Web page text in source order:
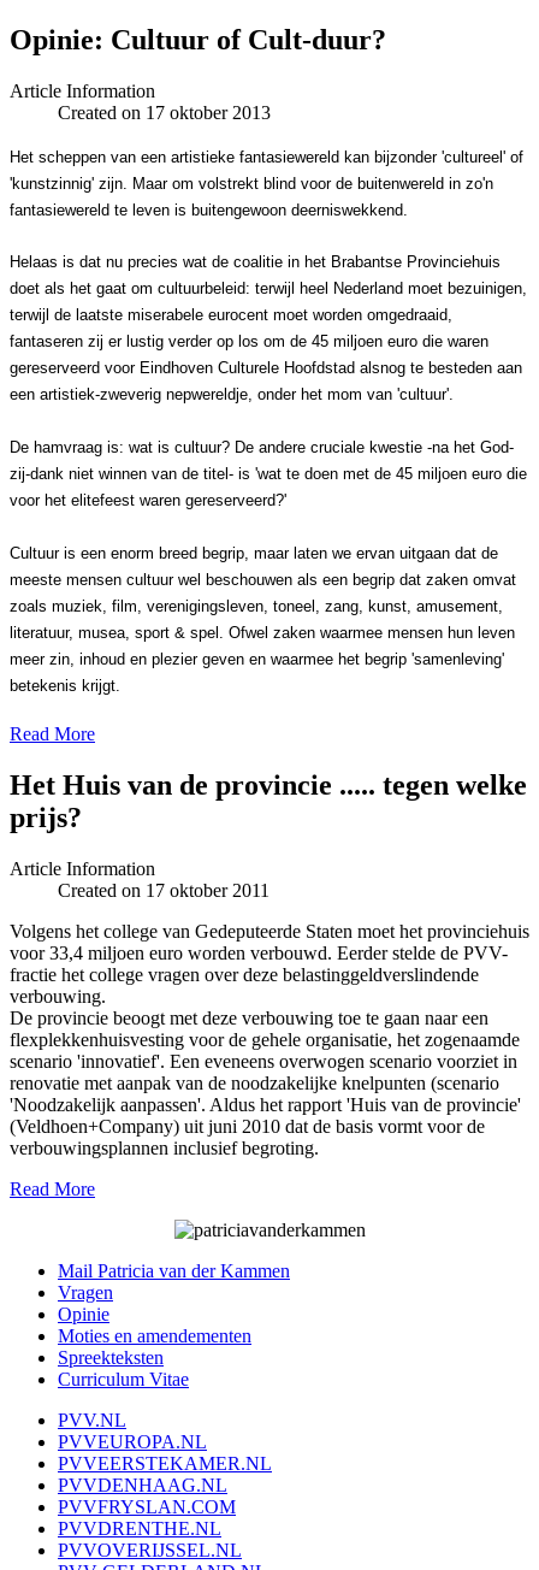
Opinie: Cultuur of Cult-duur?
Article Information
Created on 17 oktober 2013
Het scheppen van een artistieke fantasiewereld kan bijzonder 'cultureel' of
'kunstzinnig' zijn. Maar om volstrekt blind voor de buitenwereld in zo'n
fantasiewereld te leven is buitengewoon deerniswekkend.
Helaas is dat nu precies wat de coalitie in het Brabantse Provinciehuis
doet als het gaat om cultuurbeleid: terwijl heel Nederland moet bezuinigen,
terwijl de laatste miserabele eurocent moet worden omgedraaid,
fantaseren zij er lustig verder op los om de 45 miljoen euro die waren
gereserveerd voor Eindhoven Culturele Hoofdstad alsnog te besteden aan
een artistiek-zweverig nepwereldje, onder het mom van 'cultuur'.
De hamvraag is: wat is cultuur? De andere cruciale kwestie -na het God-
zij-dank niet winnen van de titel- is 'wat te doen met de 45 miljoen euro die
voor het elitefeest waren gereserveerd?'
Cultuur is een enorm breed begrip, maar laten we ervan uitgaan dat de
meeste mensen cultuur wel beschouwen als een begrip dat zaken omvat
zoals muziek, film, verenigingsleven, toneel, zang, kunst, amusement,
literatuur, musea, sport & spel. Ofwel zaken waarmee mensen hun leven
meer zin, inhoud en plezier geven en waarmee het begrip 'samenleving'
betekenis krijgt.
Read More
Het Huis van de provincie ..... tegen welke
prijs?
Article Information
Created on 17 oktober 2011
Volgens het college van Gedeputeerde Staten moet het provinciehuis
voor 33,4 miljoen euro worden verbouwd. Eerder stelde de PVV-
fractie het college vragen over deze belastinggeldverslindende
verbouwing.
De provincie beoogt met deze verbouwing toe te gaan naar een
flexplekkenhuisvesting voor de gehele organisatie, het zogenaamde
scenario 'innovatief'. Een eveneens overwogen scenario voorziet in
renovatie met aanpak van de noodzakelijke knelpunten (scenario
'Noodzakelijk aanpassen'. Aldus het rapport 'Huis van de provincie'
(Veldhoen+Company) uit juni 2010 dat de basis vormt voor de
verbouwingsplannen inclusief begroting.
Read More
Mail Patricia van der Kammen
Vragen
Opinie
Moties en amendementen
Spreekteksten
Curriculum Vitae
PVV.NL
PVVEUROPA.NL
PVVEERSTEKAMER.NL
PVVDENHAAG.NL
PVVFRYSLAN.COM
PVVDRENTHE.NL
PVVOVERIJSSEL.NL